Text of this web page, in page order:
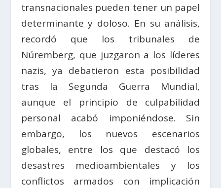
transnacionales pueden tener un papel
determinante y doloso. En su análisis,
recordó que los tribunales de
Núremberg, que juzgaron a los líderes
nazis, ya debatieron esta posibilidad
tras la Segunda Guerra Mundial,
aunque el principio de culpabilidad
personal acabó imponiéndose. Sin
embargo, los nuevos escenarios
globales, entre los que destacó los
desastres medioambientales y los
conflictos armados con implicación